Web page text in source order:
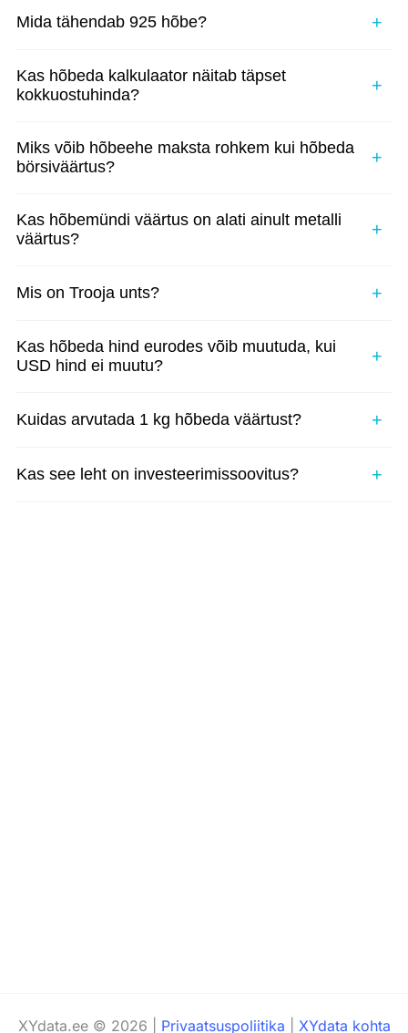
Mida tähendab 925 hõbe?
Kas hõbeda kalkulaator näitab täpset
kokkuostuhinda?
Miks võib hõbeehe maksta rohkem kui hõbeda
börsiväärtus?
Kas hõbemündi väärtus on alati ainult metalli
väärtus?
Mis on Trooja unts?
Kas hõbeda hind eurodes võib muutuda, kui
USD hind ei muutu?
Kuidas arvutada 1 kg hõbeda väärtust?
Kas see leht on investeerimissoovitus?
XYdata.ee © 2026 | Privaatsuspoliitika XYdata kohta